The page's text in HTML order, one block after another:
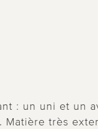
: un uni et un
Matière très